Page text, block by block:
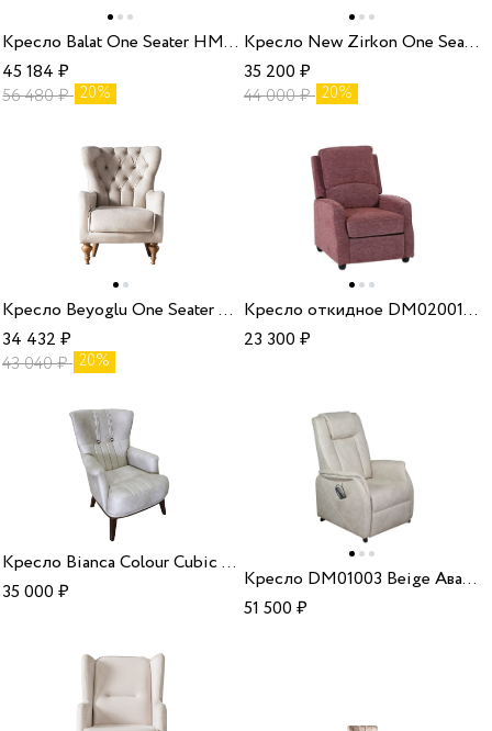
Кресло Balat One Seater HM-22 без раздвижного механизма Weltew
45 184₽
56 480₽ 20%
Кресло New Zirkon One Seater HM-69 без раздвижного механизма Weltew
35 200₽
44 000₽ 20%
Кресло Beyoglu One Seater HM-36 без раздвижного механизма Weltew
34 432₽
43 040₽ 20%
Кресло откидное DM02001 Berry 34 Аванти
23 300₽
Кресло Bianca Colour Cubic 03
35 000₽
Кресло DM01003 Beige Аванти
51 500₽